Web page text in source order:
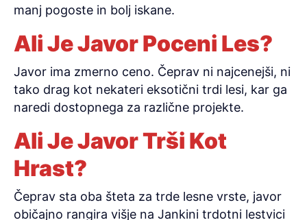
manj pogoste in bolj iskane.
Ali Je Javor Poceni Les?
Javor ima zmerno ceno. Čeprav ni najcenejši, ni
tako drag kot nekateri eksotični trdi lesi, kar ga
naredi dostopnega za različne projekte.
Ali Je Javor Trši Kot
Hrast?
Čeprav sta oba šteta za trde lesne vrste, javor
običajno rangira višje na Jankini trdotni lestvici